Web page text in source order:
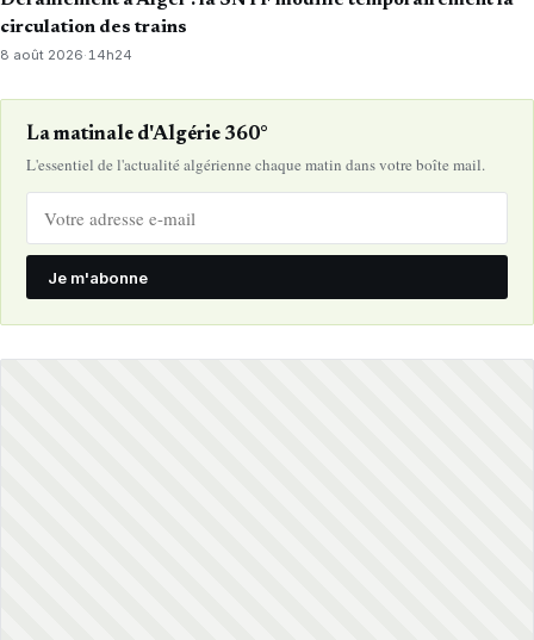
circulation des trains
8 août 2026· 14h24
La matinale d'Algérie 360°
L'essentiel de l'actualité algérienne chaque matin dans votre boîte mail.
Je m'abonne